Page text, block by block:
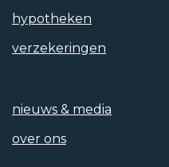
hypotheken
verzekeringen
nieuws & media
over ons